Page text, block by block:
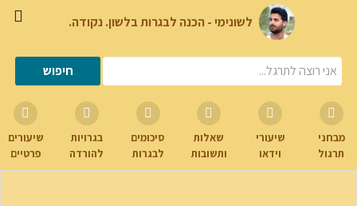
לשונימי - הכנה לבגרות בלשון. נקודה.
מבחני
תרגול
שיעורי
וידאו
שאלות
ותשובות
סיכומים
לבגרות
בגרויות
להורדה
שיעורים
פרטיים